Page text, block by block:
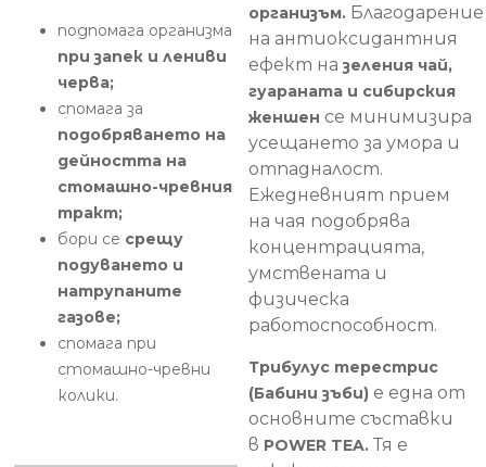
подпомага организма
при запек и лениви
черва;
спомага за
подобряването на
дейността на
стомашно-чревния
тракт;
бори се срещу
подуването и
натрупаните
газове;
спомага при
стомашно-чревни
колики.
организъм. Благодарение
на антиоксидантния
ефект на зеления чай,
гуараната и сибирския
женшен се минимизира
усещането за умора и
отпадналост.
Ежедневният прием
на чая подобрява
концентрацията,
умствената и
физическа
работоспособност.
Трибулус терестрис
(Бабини зъби) е една от
основните съставки
в POWER TEA. Тя е